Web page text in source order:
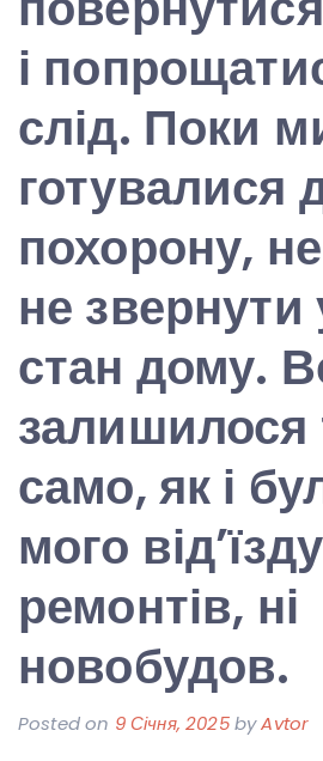
і
слід. Поки
готувалися
похорону,
не звернути
стан дому.
залишилося
само, як і
мого
ремонтів, ні
новобудов.
Posted on 9 Січня, 2025byAvtor